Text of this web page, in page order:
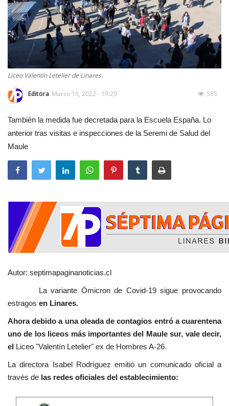
Política
Espectáculos
Liceo Valentín Letelier de Linares.
Editora Marzo 16, 2022 - 19:29 585
También la medida fue decretada para la Escuela España. Lo
anterior tras visitas e inspecciones de la Seremi de Salud del
Maule
Autor: septimapaginanoticias.cl
La variante Ómicron de Covid-19 sigue provocando
estragos en Linares.
Ahora debido a una oleada de contagios entró a cuarentena
uno de los liceos más importantes del Maule sur, vale decir,
el Liceo "Valentín Letelier" ex de Hombres A-26.
La directora Isabel Rodríguez emitió un comunicado oficial a
través de las redes oficiales del establecimiento: